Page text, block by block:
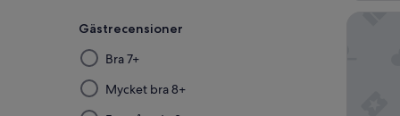
Gästrecensioner
Om
du
väljer
och
Bra 7+
Mycket bra 8+